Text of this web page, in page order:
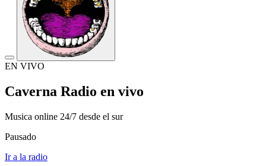
EN VIVO
Caverna Radio en vivo
Musica online 24/7 desde el sur
Pausado
Ir a la radio